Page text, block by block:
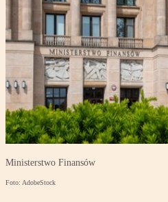
Ministerstwo Finansów
Foto: AdobeStock